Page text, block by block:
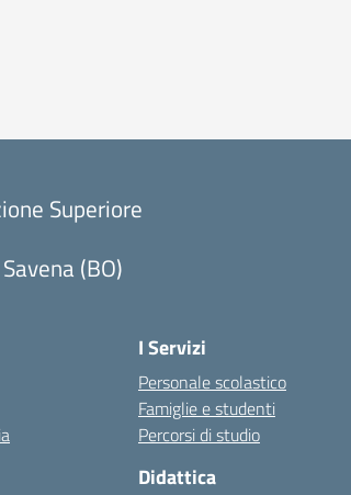
Superiore
(BO)
I Servizi
Personale scolastico
Famiglie e studenti
Percorsi di studio
Didattica